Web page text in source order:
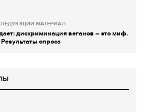
МАТЕРИАЛ
дискриминация веганов – это миф.
Результаты опроса